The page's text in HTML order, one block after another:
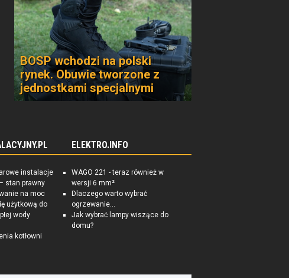
BOSP wchodzi na polski
rynek. Obuwie tworzone z
jednostkami specjalnymi
instalacje
stan prawny
na moc
użytkową do
wody
kotłowni
ELEKTRO.INFO
WAGO 221 - teraz również w
wersji 6 mm²
Dlaczego warto wybrać
ogrzewanie...
Jak wybrać lampy wiszące do
domu?